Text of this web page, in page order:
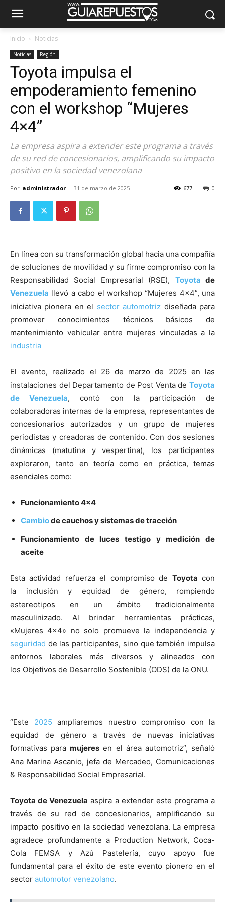
Inicio Noticias
Noticias Región
Toyota impulsa el
empoderamiento femenino
con el workshop “Mujeres
4×4”
La empresa aspira a extender este programa a través
de su red de concesionarios, amplificando su impacto
positivo en la sociedad venezolana
Por administrador - 31 de marzo de 2025 0
677
En línea con su transformación global hacia una compañía
de soluciones de movilidad y su firme compromiso con la
Responsabilidad Social Empresarial (RSE), Toyota de
Venezuela llevó a cabo el workshop “Mujeres 4×4”, una
iniciativa pionera en el sector automotriz diseñada para
promover conocimientos técnicos básicos de
mantenimiento vehicular entre mujeres vinculadas a la
industria
El evento, realizado el 26 de marzo de 2025 en las
instalaciones del Departamento de Post Venta de Toyota
de Venezuela, contó con la participación de
colaboradoras internas de la empresa, representantes de
concesionarios autorizados y un grupo de mujeres
periodistas y creadoras de contenido. Con dos sesiones
dinámicas (matutina y vespertina), los participantes
exploraron, tanto en teoría como en práctica, temas
esenciales como:
Funcionamiento 4×4
Cambiode cauchos y sistemas de tracción
Funcionamiento de luces testigo y medición de
aceite
Esta actividad refuerza el compromiso de Toyota con
la inclusión y equidad de género, rompiendo
estereotipos en un ámbito tradicionalmente
masculinizado. Al brindar herramientas prácticas,
«Mujeres 4×4» no solo promueve la independencia y
seguridad de las participantes, sino que también impulsa
entornos laborales más diversos y alineados con
los Objetivos de Desarrollo Sostenible (ODS) de la ONU.
“Este 2025 ampliaremos nuestro compromiso con la
equidad de género a través de nuevas iniciativas
formativas paramujeres en el área automotriz”, señaló
Ana Marina Ascanio, jefa de Mercadeo, Comunicaciones
& Responsabilidad Social Empresarial.
Toyota de Venezuela aspira a extender este programa a
través de su red de concesionarios, amplificando su
impacto positivo en la sociedad venezolana. La empresa
agradece profundamente a Production Network, Coca-
Cola FEMSA y Azú Pastelería, cuyo apoyo fue
fundamental para el éxito de este evento pionero en el
sector automotor venezolano.